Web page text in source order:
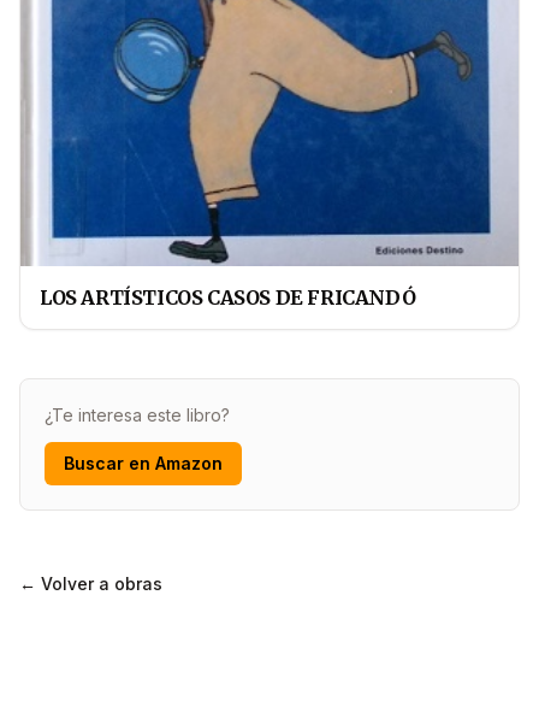
LOS ARTÍSTICOS CASOS DE FRICANDÓ
¿Te interesa este libro?
Buscar en Amazon
← Volver a obras